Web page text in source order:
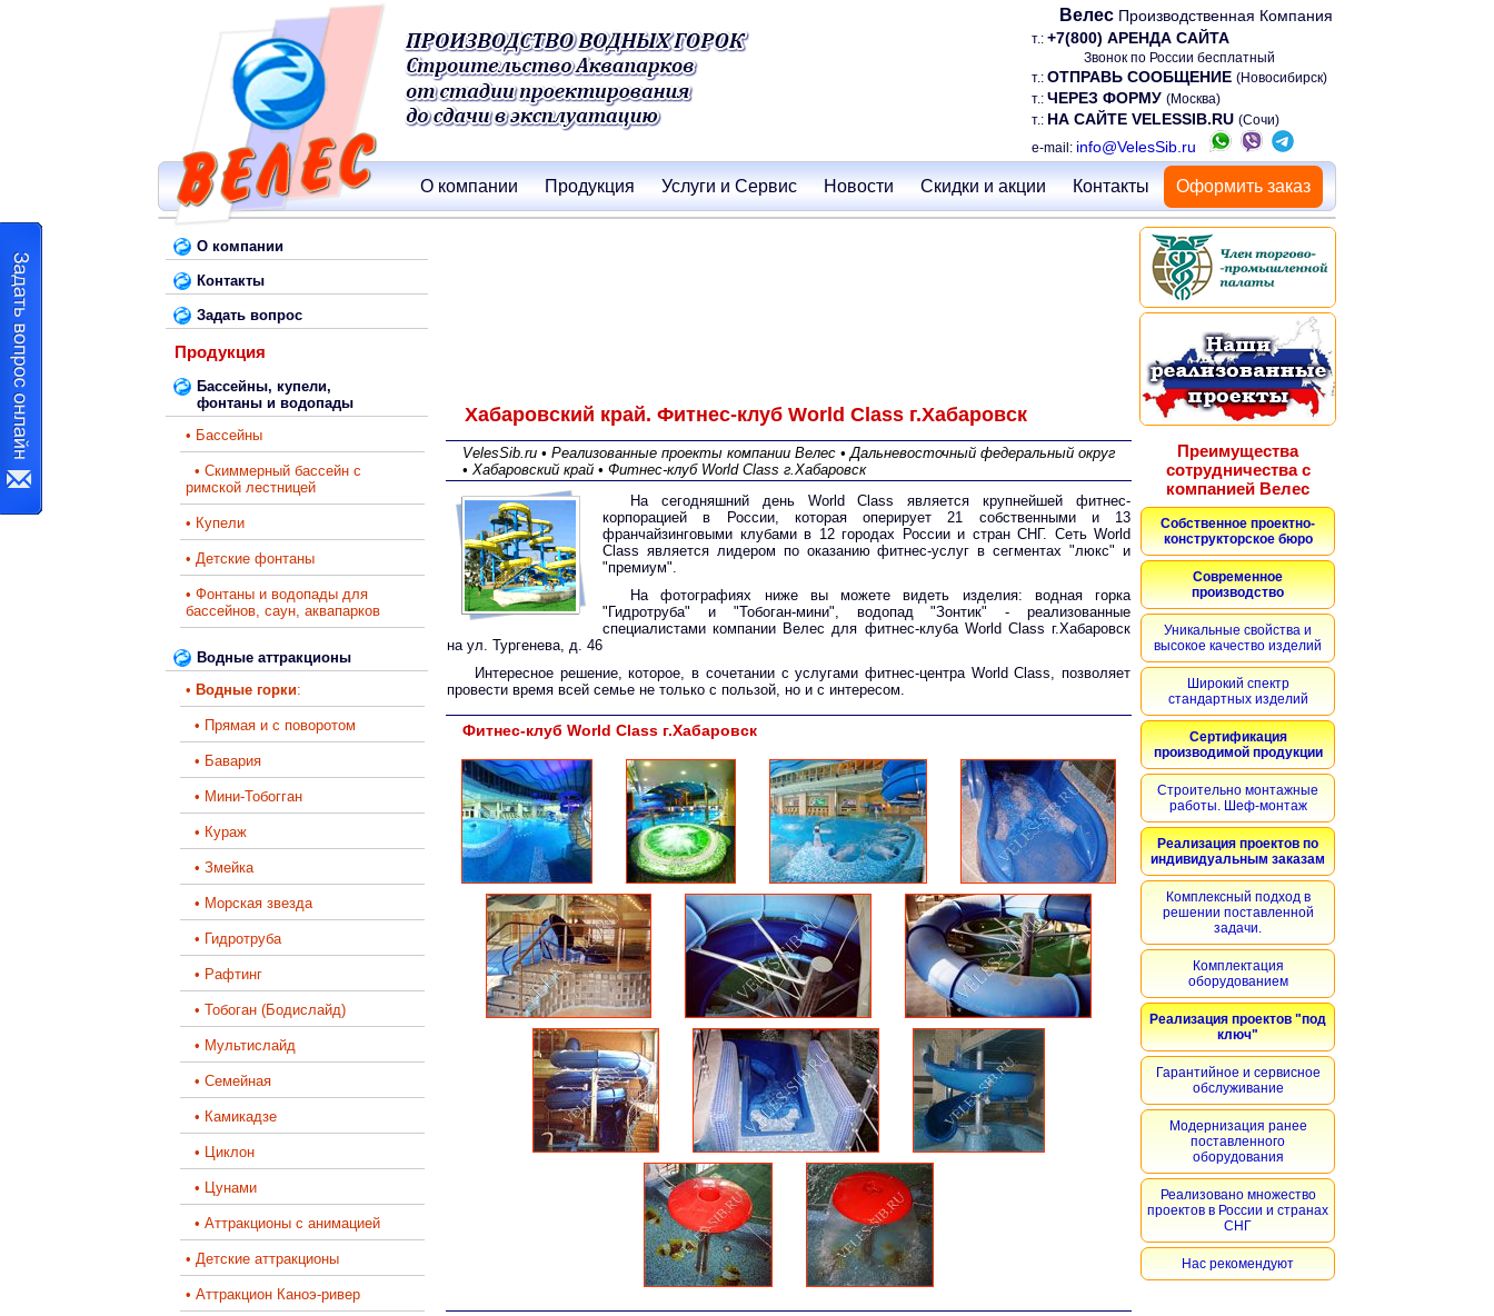
Велес Производственная Компания
т.: +7(800) АРЕНДА САЙТА
Звонок по России бесплатный
т.: ОТПРАВЬ СООБЩЕНИЕ (Новосибирск)
т.: ЧЕРЕЗ ФОРМУ (Москва)
т.: НА САЙТЕ VELESSIB.RU (Сочи)
e-mail: info@VelesSib.ru
О компании Продукция Услуги и Сервис Новости Скидки и акции Контакты Оформить заказ
О компании
Контакты
Задать вопрос
Продукция
Бассейны, купели,
фонтаны и водопады
• Бассейны
• Скиммерный бассейн с
римской лестницей
• Купели
• Детские фонтаны
• Фонтаны и водопады для
бассейнов, саун, аквапарков
Водные аттракционы
• Водные горки:
• Прямая и с поворотом
• Бавария
• Мини-Тобогган
• Кураж
• Змейка
• Морская звезда
• Гидротруба
• Рафтинг
• Тобоган (Бодислайд)
• Мультислайд
• Семейная
• Камикадзе
• Циклон
• Цунами
• Аттракционы с анимацией
• Детские аттракционы
• Аттракцион Каноэ-ривер
Хабаровский край. Фитнес-клуб World Class г.Хабаровск
VelesSib.ru • Реализованные проекты компании Велес • Дальневосточный федеральный округ
• Хабаровский край • Фитнес-клуб World Class г.Хабаровск
На сегодняшний день World Class является крупнейшей фитнес-
корпорацией в России, которая оперирует 21 собственными и 13
франчайзинговыми клубами в 12 городах России и стран СНГ. Сеть World
Class является лидером по оказанию фитнес-услуг в сегментах "люкс" и
"премиум".
На фотографиях ниже вы можете видеть изделия: водная горка
"Гидротруба" и "Тобоган-мини", водопад "Зонтик" - реализованные
специалистами компании Велес для фитнес-клуба World Class г.Хабаровск
на ул. Тургенева, д. 46
Интересное решение, которое, в сочетании с услугами фитнес-центра World Class, позволяет
провести время всей семье не только с пользой, но и с интересом.
Фитнес-клуб World Class г.Хабаровск
Преимущества
сотрудничества с
компанией Велес
Собственное проектно-
конструкторское бюро
Современное
производство
Уникальные свойства и
высокое качество изделий
Широкий спектр
стандартных изделий
Сертификация
производимой продукции
Строительно монтажные
работы. Шеф-монтаж
Реализация проектов по
индивидуальным заказам
Комплексный подход в
решении поставленной
задачи.
Комплектация
оборудованием
Реализация проектов "под
ключ"
Гарантийное и сервисное
обслуживание
Модернизация ранее
поставленного
оборудования
Реализовано множество
проектов в России и странах
СНГ
Нас рекомендуют